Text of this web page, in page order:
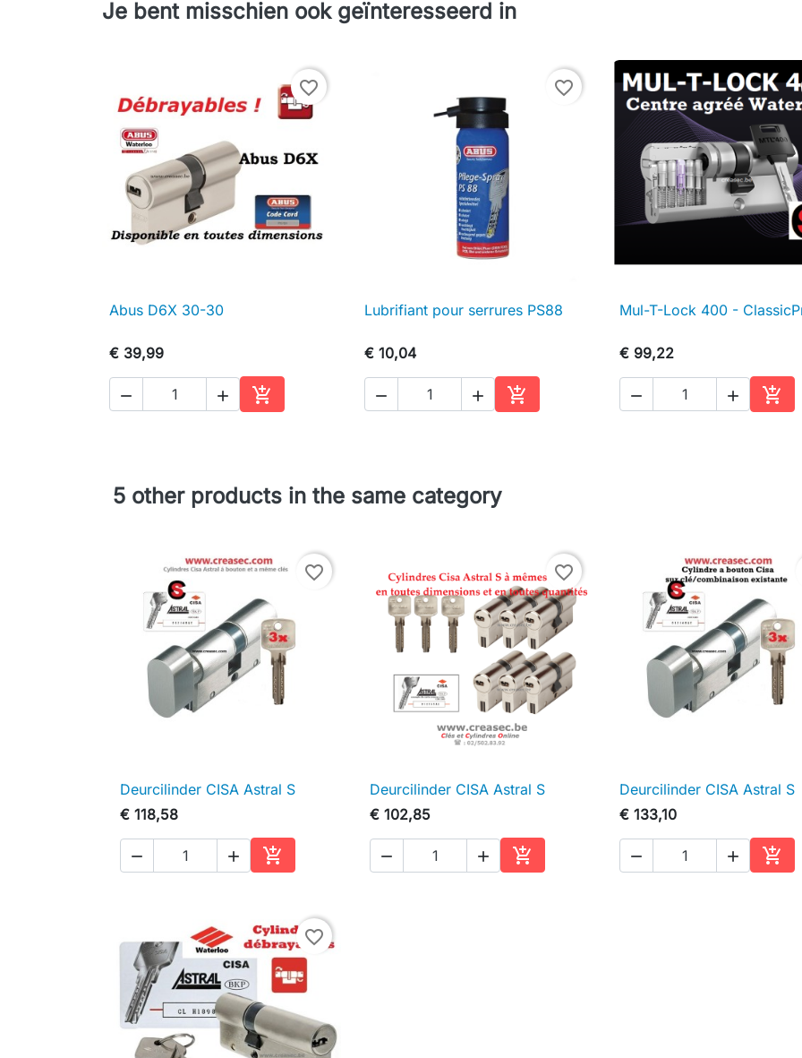
Je bent misschien ook geïnteresseerd in
favorite_border
 Snel bekijken
Abus D6X 30-30
€ 39,99
  
In winkelwagen
favorite_border
 Snel bekijken
Lubrifiant pour serrures PS88
€ 10,04
  
In winkelwagen
 Snel bekijken
Mul-T-Lock 400 -
€ 99,22
  
In
5 other products in the same category
favorite_border
 Snel bekijken
Deurcilinder CISA Astral S
€ 118,58
  
In winkelwagen
favorite_border
 Snel bekijken
Deurcilinder CISA Astral S
€ 102,85
  
In winkelwagen
 Snel bekijken
Deurcilinder CISA Astral S
€ 133,10
  
In
favorite_border